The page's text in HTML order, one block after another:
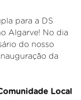
para a DS
Algarve! No dia
do nosso
da
Local